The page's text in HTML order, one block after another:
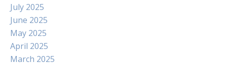
July 2025
June 2025
May 2025
April 2025
March 2025